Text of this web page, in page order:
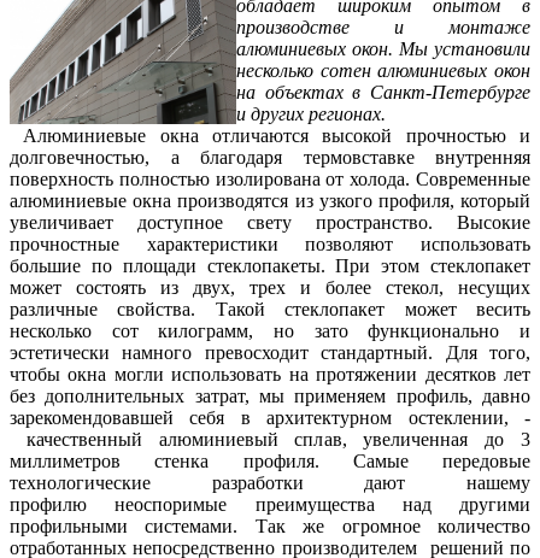
обладает широким опытом в
производстве и монтаже
алюминиевых окон. Мы установили
несколько сотен алюминиевых окон
на объектах в Санкт-Петербурге
и других регионах.
Алюминиевые окна отличаются высокой прочностью и
долговечностью, а благодаря термовставке внутренняя
поверхность полностью изолирована от холода. Современные
алюминиевые окна производятся из узкого профиля, который
увеличивает доступное свету пространство. Высокие
прочностные характеристики позволяют использовать
большие по площади стеклопакеты. При этом стеклопакет
может состоять из двух, трех и более стекол, несущих
различные свойства. Такой стеклопакет может весить
несколько сот килограмм, но зато функционально и
эстетически намного превосходит стандартный. Для того,
чтобы окна могли использовать на протяжении десятков лет
без дополнительных затрат, мы применяем профиль, давно
зарекомендовавшей себя в архитектурном остеклении, -
качественный алюминиевый сплав, увеличенная до 3
миллиметров стенка профиля. Самые передовые
технологические разработки дают нашему
профилю неоспоримые преимущества над другими
профильными системами. Так же огромное количество
отработанных непосредственно производителем решений по